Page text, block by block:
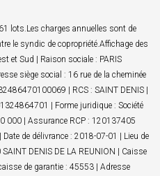
lots.Les charges annuelles sont de
le syndic de copropriété.Affichage des
et Sud | Raison sociale : PARIS
siège social : 16 rue de la cheminée
| RCS : SAINT DENIS |
| Forme juridique : Société
000 | Assurance RCP : 120137405
de délivrance : 2018-07-01 | Lieu de
DENIS DE LA REUNION | Caisse
de garantie : 45553 | Adresse